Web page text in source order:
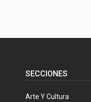
SECCIONES
Arte Y Cultura